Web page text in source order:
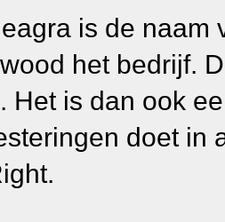
is de
het bedrijf.
Het is dan ook
doet in